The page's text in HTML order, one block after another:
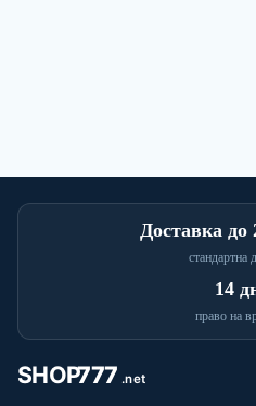
Доставка до
стандартна
14
право на